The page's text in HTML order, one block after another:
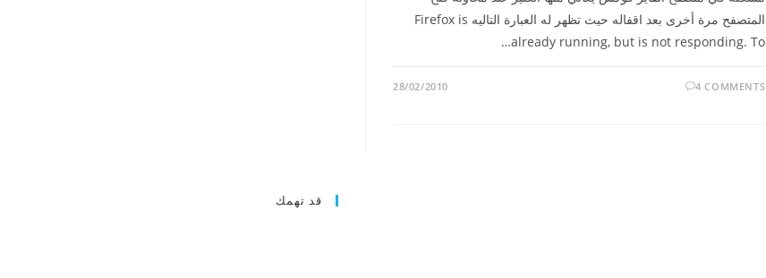
المتصفح مرة أخرى بعد اقفاله حيث تظهر له العبارة التاليه Firefox is
already running, but is not responding. To…
4 COMMENTS
28/02/2010
قد تهمك